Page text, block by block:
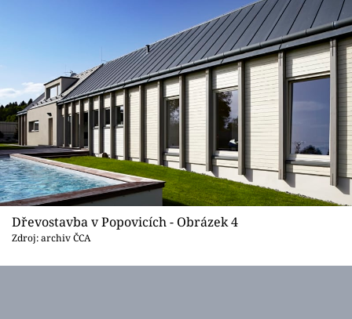
Dřevostavba v Popovicích - Obrázek 4
Zdroj: archiv ČCA